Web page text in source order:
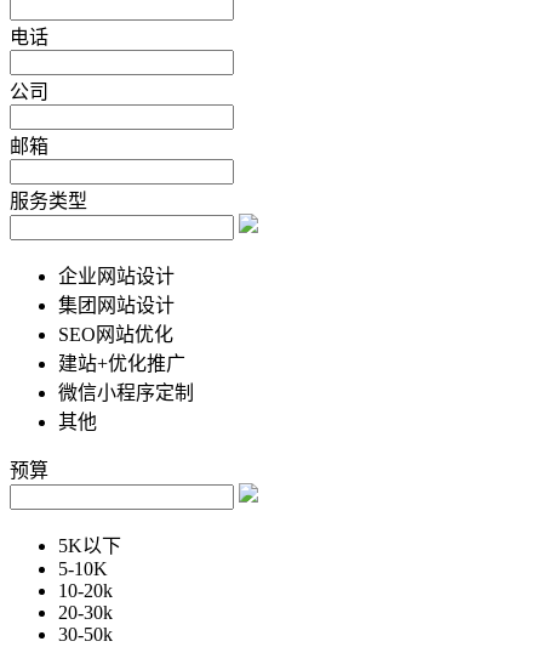
电话
公司
邮箱
服务类型
企业网站设计
集团网站设计
SEO网站优化
建站+优化推广
微信小程序定制
其他
预算
5K以下
5-10K
10-20k
20-30k
30-50k